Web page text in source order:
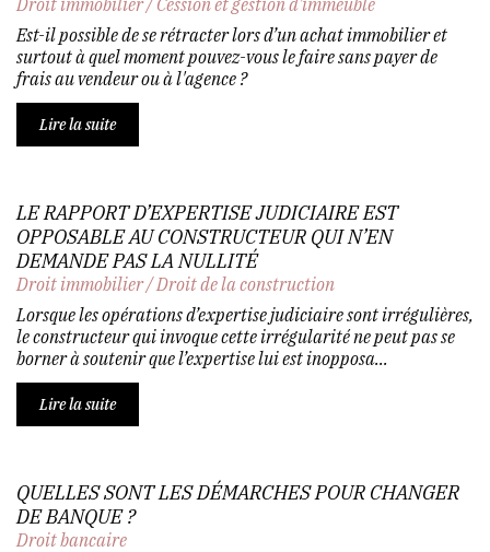
Est-il possible de se rétracter lors d’un achat immobilier et
surtout à quel moment pouvez-vous le faire sans payer de
frais au vendeur ou à l'agence ?
Lire la suite
LE RAPPORT D’EXPERTISE JUDICIAIRE EST
OPPOSABLE AU CONSTRUCTEUR QUI N’EN
DEMANDE PAS LA NULLITÉ
Droit immobilier/Droit de la construction
Lorsque les opérations d’expertise judiciaire sont irrégulières,
le constructeur qui invoque cette irrégularité ne peut pas se
borner à soutenir que l’expertise lui est inopposa...
Lire la suite
QUELLES SONT LES DÉMARCHES POUR CHANGER
DE BANQUE ?
Droit bancaire